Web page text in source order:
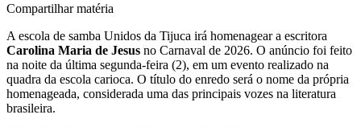
Compartilhar matéria
A escola de samba Unidos da Tijuca irá homenagear a escritora
Carolina Maria de Jesus no Carnaval de 2026. O anúncio foi feito
na noite da última segunda-feira (2), em um evento realizado na
quadra da escola carioca. O título do enredo será o nome da própria
homenageada, considerada uma das principais vozes na literatura
brasileira.